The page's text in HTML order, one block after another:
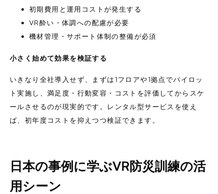
初期費用と運用コストが発生する
VR酔い・体調への配慮が必要
機材管理・サポート体制の整備が必須
小さく始めて効果を検証する
いきなり全社導入せず、まずは1フロアや1拠点でパイロッ
ト実施し、満足度・行動変容・コストを評価してからスケ
ールさせるのが現実的です。レンタル型サービスを使え
ば、初年度コストを抑えつつ検証できます。
日本の事例に学ぶVR防災訓練の活
用シーン